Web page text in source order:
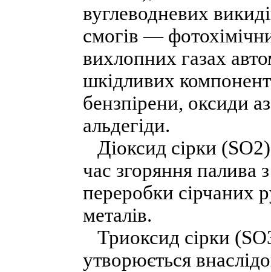
вуглеводневих
смогів —
вихлопних газах
шкідливих
бензпірени, оксиди
альдегіди.
Діоксид сірки
час згоряння палива
переробки сірчаних
металів.
Триоксид сірки
утворюється